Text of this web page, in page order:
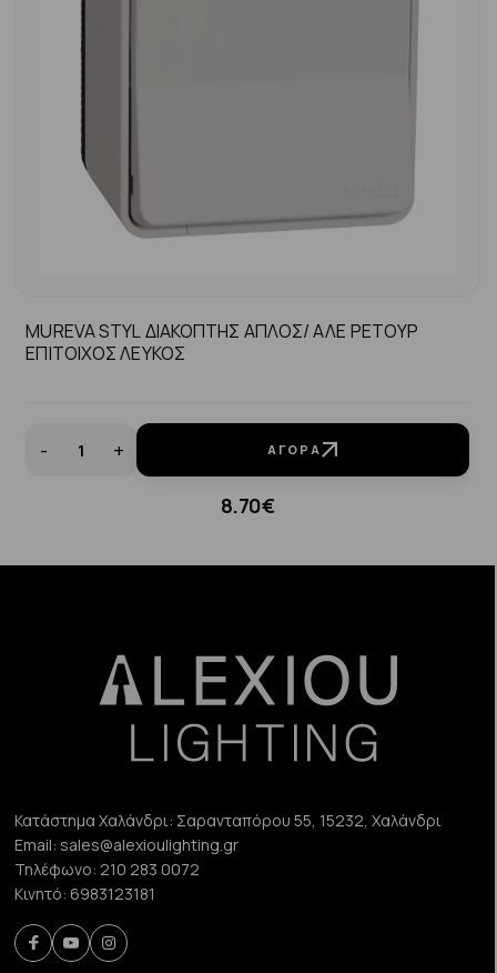
MUREVA STYL ΔΙΑΚΟΠΤΗΣ ΑΠΛΟΣ/ ΑΛΕ ΡΕΤΟΥΡ
ΕΠΙΤΟΙΧΟΣ ΛΕΥΚΟΣ
- + ΑΓΟΡΆ
8.70€
Κατάστημα Χαλάνδρι: Σαρανταπόρου 55, 15232, Χαλάνδρι
Email: sales@alexioulighting.gr
Τηλέφωνο: 210 283 0072
Κινητό: 6983123181